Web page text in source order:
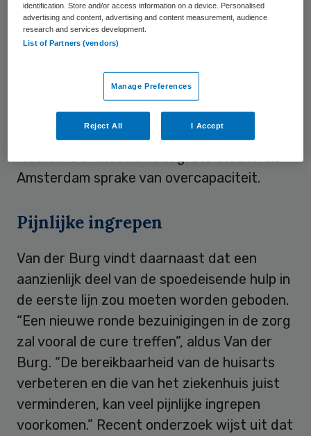
kunnen:drie of twee spoedeisende
hulpposten”, aldus Van der Burg.
bestuursvoorzitter Wim van der Meeren
deed onlangs een vergelijkbare oproep door
te stellen dat Nederland circa vijftien
ziekenhuizen minder nodig heeft dan de
huidige ruime negentig. Volgens Van der
Meeren is er met name in grote steden als
Amsterdam sprake van overcapaciteit.
Pijnlijke ingrepen
Van der Burg vindt daarnaast dat een
aanzienlijk deel van de spoedeisende hulp in
de eerste lijn zou moeten worden geboden.
“Een nieuwe ronde bezuinigingen in de zorg
zal vooral de cure treffen”, aldus Van der
Burg. “De bereikbaarheid van de huisarts
verbeteren en die van het ziekenhuis juist
verminderen, kan veel pijnlijke ingrepen
voorkomen.” Recent onderzoek wijst uit dat
identification. Store and/or access information on a device. Personalised
advertising and content, advertising and content measurement, audience
research and services development.
List of Partners (vendors)
Manage Preferences
Reject All I Accept